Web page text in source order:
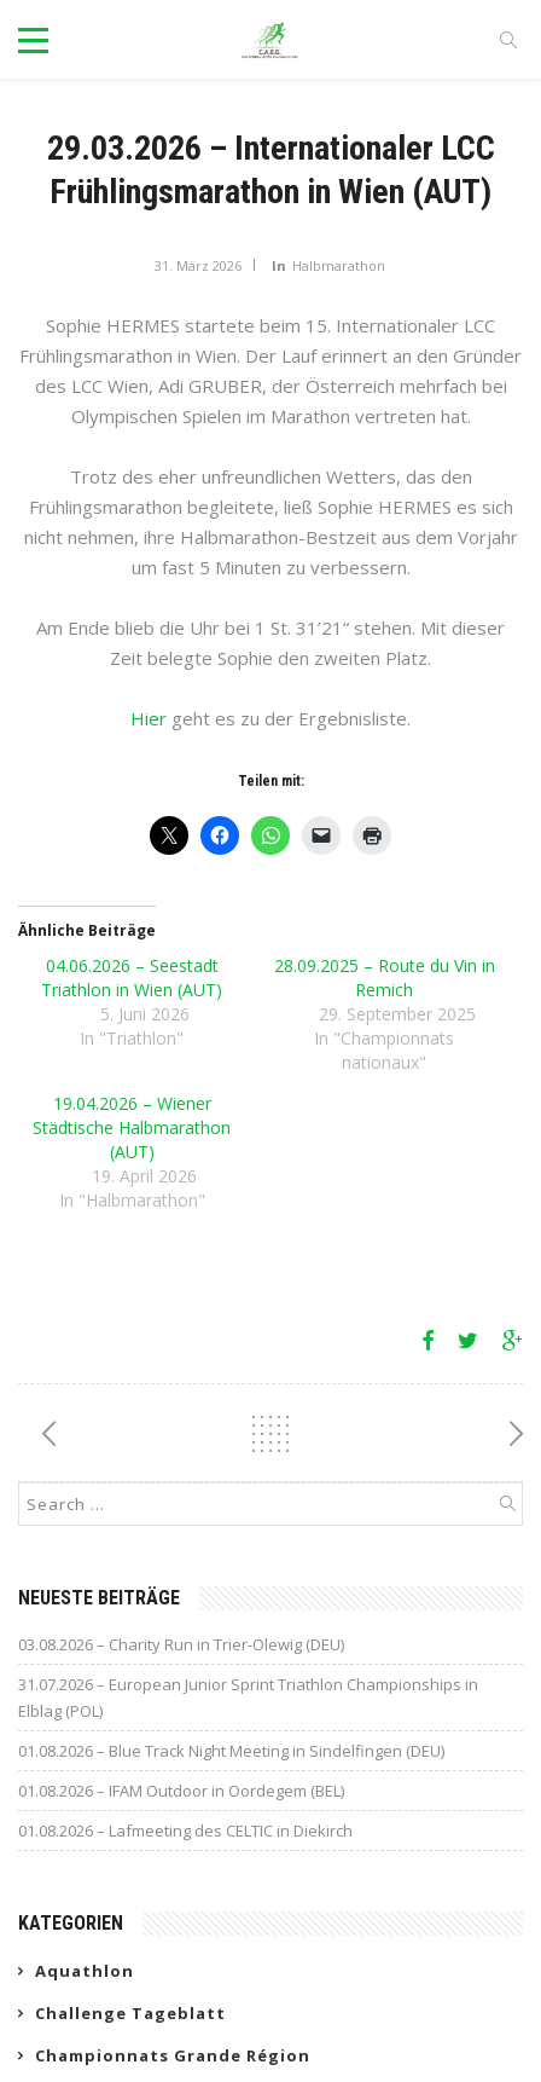
29.03.2026 – Internationaler LCC
Frühlingsmarathon in Wien (AUT)
31. März 2026 In Halbmarathon
Sophie HERMES startete beim 15. Internationaler LCC
Frühlingsmarathon in Wien. Der Lauf erinnert an den Gründer
des LCC Wien, Adi GRUBER, der Österreich mehrfach bei
Olympischen Spielen im Marathon vertreten hat.
Trotz des eher unfreundlichen Wetters, das den
Frühlingsmarathon begleitete, ließ Sophie HERMES es sich
nicht nehmen, ihre Halbmarathon-Bestzeit aus dem Vorjahr
um fast 5 Minuten zu verbessern.
Am Ende blieb die Uhr bei 1 St. 31’21“ stehen. Mit dieser
Zeit belegte Sophie den zweiten Platz.
Hier geht es zu der Ergebnisliste.
Teilen mit:
Ähnliche Beiträge
04.06.2026 – Seestadt
Triathlon in Wien (AUT)
5. Juni 2026
In "Triathlon"
28.09.2025 – Route du Vin in
Remich
29. September 2025
In "Championnats
nationaux"
19.04.2026 – Wiener
Städtische Halbmarathon
(AUT)
19. April 2026
In "Halbmarathon"
NEUESTE BEITRÄGE
03.08.2026 – Charity Run in Trier-Olewig (DEU)
31.07.2026 – European Junior Sprint Triathlon Championships in
Elblag (POL)
01.08.2026 – Blue Track Night Meeting in Sindelfingen (DEU)
01.08.2026 – IFAM Outdoor in Oordegem (BEL)
01.08.2026 – Lafmeeting des CELTIC in Diekirch
KATEGORIEN
Aquathlon
Challenge Tageblatt
Championnats Grande Région